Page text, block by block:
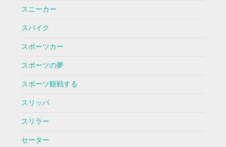
スニーカー
スパイク
スポーツカー
スポーツの夢
スポーツ観戦する
スリッパ
スリラー
セーター